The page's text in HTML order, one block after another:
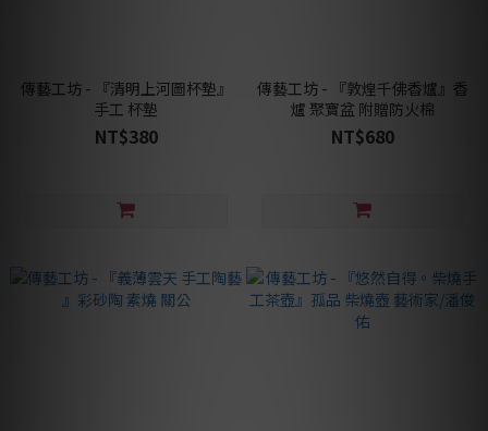
傳藝工坊 - 『清明上河圖杯墊』
手工 杯墊
NT$380
傳藝工坊 - 『敦煌千佛香爐』香
爐 聚寶盆 附贈防火棉
NT$680